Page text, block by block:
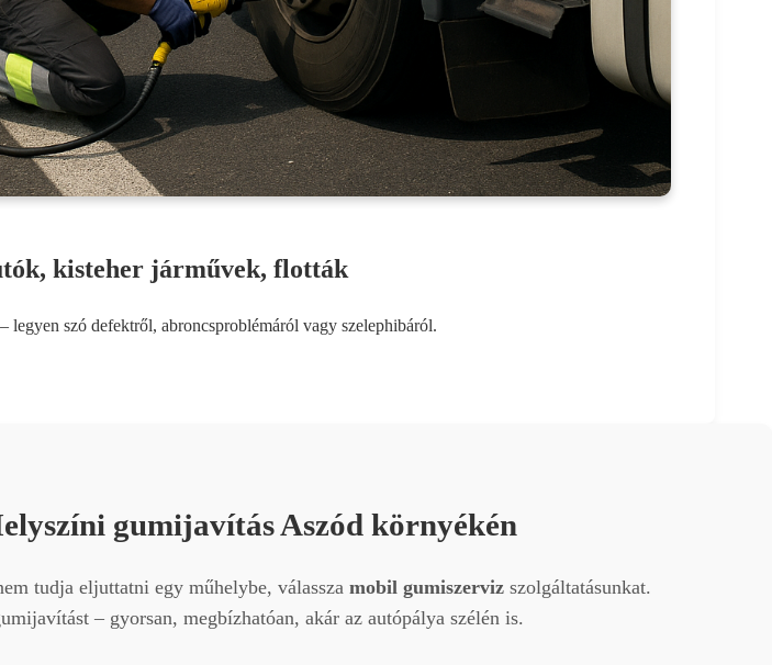
kisteher járművek, flották
legyen szó defektről, abroncsproblémáról vagy szelephibáról.
gumijavítás Aszód környékén
tudja eljuttatni egy műhelybe, válassza mobil gumiszerviz szolgáltatásunkat.
– gyorsan, megbízhatóan, akár az autópálya szélén is.